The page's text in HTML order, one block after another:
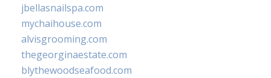
jbellasnailspa.com
mychaihouse.com
alvisgrooming.com
thegeorginaestate.com
blythewoodseafood.com